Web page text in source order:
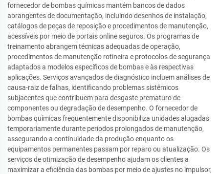
fornecedor de bombas químicas mantém bancos de dados
abrangentes de documentação, incluindo desenhos de instalação,
catálogos de peças de reposição e procedimentos de manutenção,
acessíveis por meio de portais online seguros. Os programas de
treinamento abrangem técnicas adequadas de operação,
procedimentos de manutenção rotineira e protocolos de segurança
adaptados a modelos específicos de bombas e às respectivas
aplicações. Serviços avançados de diagnóstico incluem análises de
causa-raiz de falhas, identificando problemas sistêmicos
subjacentes que contribuem para desgaste prematuro de
componentes ou degradação de desempenho. O fornecedor de
bombas químicas frequentemente disponibiliza unidades alugadas
temporariamente durante períodos prolongados de manutenção,
assegurando a continuidade da produção enquanto os
equipamentos permanentes passam por reparo ou atualização. Os
serviços de otimização de desempenho ajudam os clientes a
maximizar a eficiência das bombas por meio de ajustes no impulsor,